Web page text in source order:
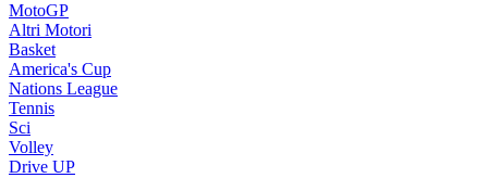
MotoGP
Altri Motori
Basket
America's Cup
Nations League
Tennis
Sci
Volley
Drive UP